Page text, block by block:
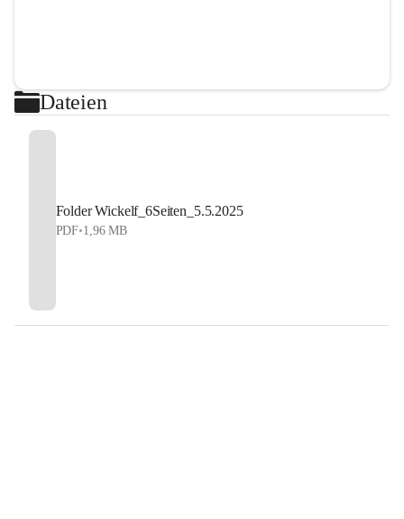
Dateien
Folder Wickelf_6Seiten_5.5.2025
PDF•1,96 MB